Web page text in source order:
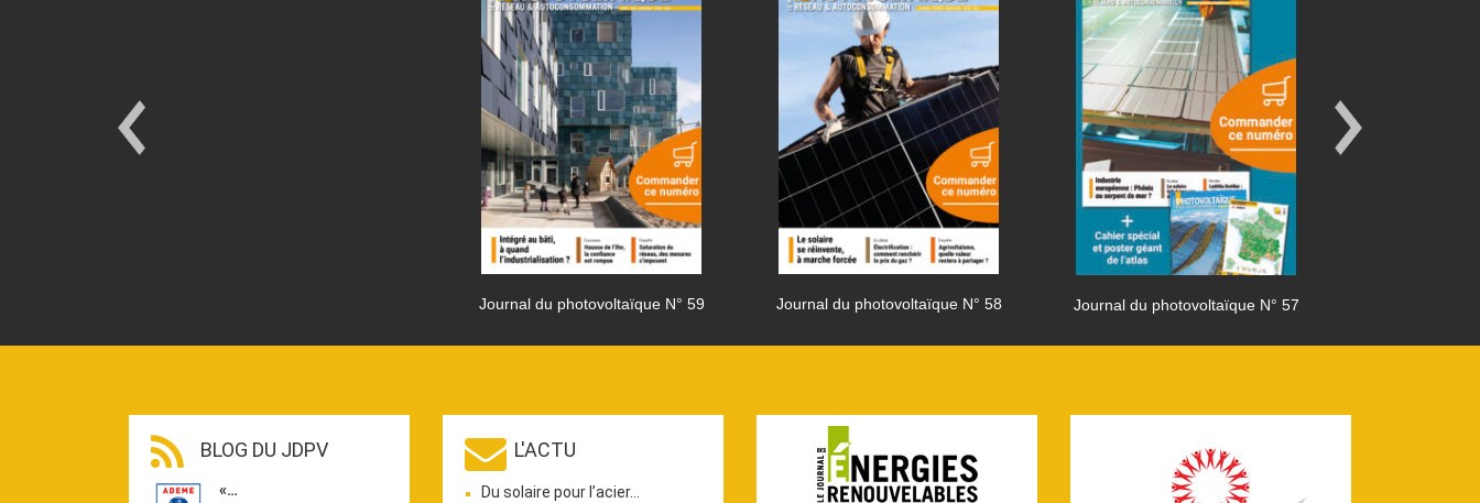
Journal du photovoltaïque N° 59 Journal du photovoltaïque N° 58 Journal du photovoltaïque N° 57
BLOG DU JDPV
«…
L'ACTU
Du solaire pour l’acier…